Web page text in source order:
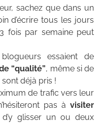
sachez que dans un
d’écrire tous les jours
fois par semaine peut
essaient de
“qualité”, même si de
déjà pris !
de trafic vers leur
pas à visiter
glisser un ou deux